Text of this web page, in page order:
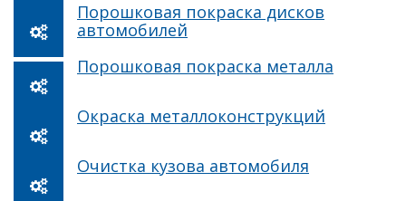
Порошковая покраска дисков
автомобилей
Порошковая покраска металла
Окраска металлоконструкций
Очистка кузова автомобиля